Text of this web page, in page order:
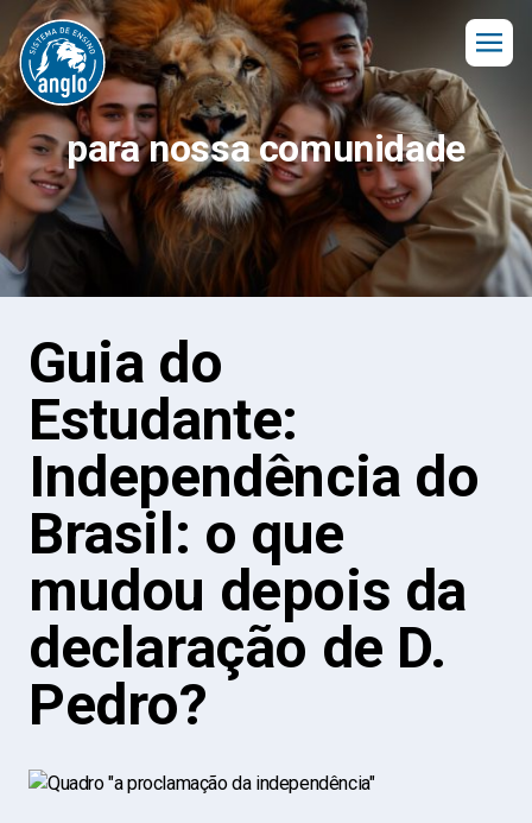
para nossa comunidade
Guia do
Estudante:
Independência do
Brasil: o que
mudou depois da
declaração de D.
Pedro?